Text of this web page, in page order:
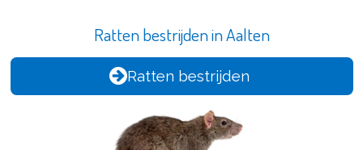
Ratten bestrijden in Aalten
Ratten bestrijden